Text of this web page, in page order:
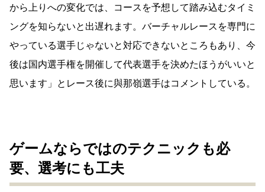
から上りへの変化では、コースを予想して踏み込むタイミ
ングを知らないと出遅れます。バーチャルレースを専門に
やっている選手じゃないと対応できないところもあり、今
後は国内選手権を開催して代表選手を決めたほうがいいと
思います」とレース後に與那嶺選手はコメントしている。
ゲームならではのテクニックも必
要、選考にも工夫